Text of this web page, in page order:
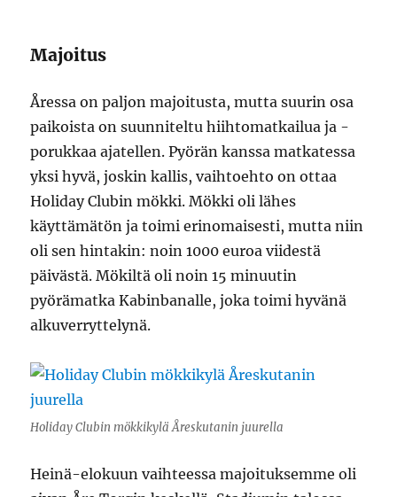
Majoitus
Åressa on paljon majoitusta, mutta suurin osa
paikoista on suunniteltu hiihtomatkailua ja -
porukkaa ajatellen. Pyörän kanssa matkatessa
yksi hyvä, joskin kallis, vaihtoehto on ottaa
Holiday Clubin mökki. Mökki oli lähes
käyttämätön ja toimi erinomaisesti, mutta niin
oli sen hintakin: noin 1000 euroa viidestä
päivästä. Mökiltä oli noin 15 minuutin
pyörämatka Kabinbanalle, joka toimi hyvänä
alkuverryttelynä.
Holiday Clubin mökkikylä Åreskutanin juurella
Heinä-elokuun vaihteessa majoituksemme oli